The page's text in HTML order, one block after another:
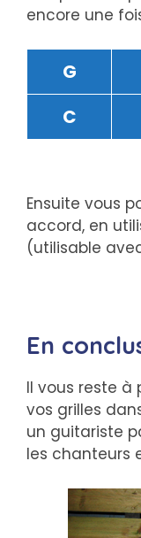
encore une
G
C
Ensuite vous
accord, en
(utilisable
En
Il vous reste à
vos grilles
un guitariste
les chanteurs